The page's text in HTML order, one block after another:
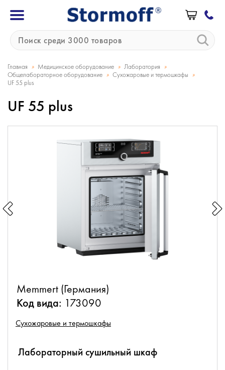
Главная » Медицинское оборудование » Лаборатория »
Общелабораторное оборудование » Сухожаровые и термошкафы »
UF 55 plus
UF 55 plus
Memmert (Германия)
Код вида: 173090
Сухожаровые и термошкафы
Лабораторный сушильный шкаф